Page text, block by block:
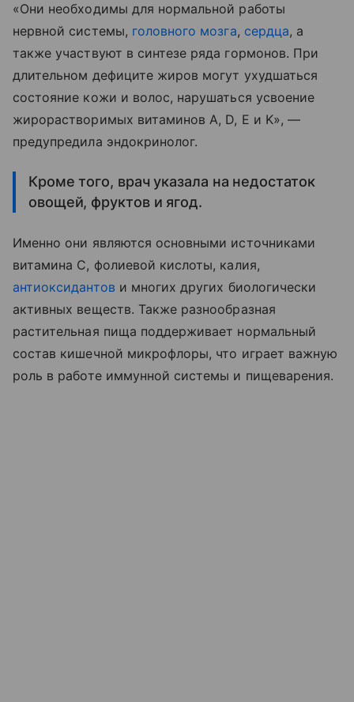
«Они необходимы для нормальной работы
нервной системы, головного мозга, сердца, а
также участвуют в синтезе ряда гормонов. При
длительном дефиците жиров могут ухудшаться
состояние кожи и волос, нарушаться усвоение
жирорастворимых витаминов A, D, E и K», —
предупредила эндокринолог.
Кроме того, врач указала на недостаток
овощей, фруктов и ягод.
Именно они являются основными источниками
витамина С, фолиевой кислоты, калия,
антиоксидантов и многих других биологически
активных веществ. Также разнообразная
растительная пища поддерживает нормальный
состав кишечной микрофлоры, что играет важную
роль в работе иммунной системы и пищеварения.